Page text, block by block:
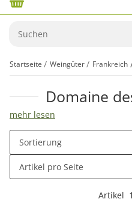
Startseite Weingüter Frankreich
Domaine
mehr lesen
Sortierung
Artikel pro Seite
Artikel 1